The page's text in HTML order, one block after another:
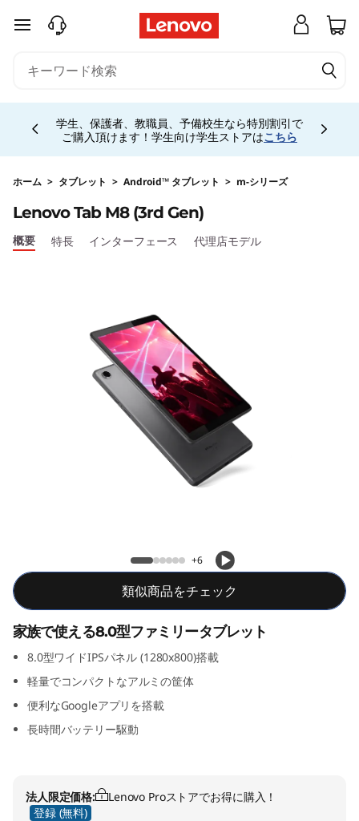
v
o
T
a
メインコンテンツにスキップする
学生、保護者、教職員、予備校生なら特別割引で
ご購入頂けます！学生向け学生ストアはこちら
ホーム > タブレット > Android™ タブレット > m-シリーズ
Lenovo Tab M8 (3rd Gen)
Lenovo Tab M8 (3rd Gen)
概要 特長 インターフェース 代理店モデル
+6
類似商品をチェック
家族で使える8.0型ファミリータブレット
8.0型ワイドIPSパネル (1280x800)搭載
軽量でコンパクトなアルミの筐体
便利なGoogleアプリを搭載
長時間バッテリー駆動
法人限定価格:
Lenovo Proストアでお得に購入！
登録 (無料)